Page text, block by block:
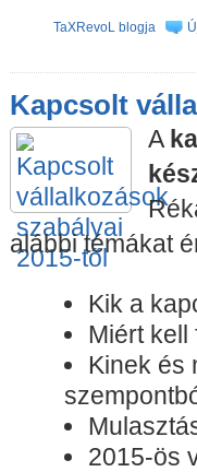
TaXRevoL blogja
Kapcsolt
A
alábbi témákat
Kik a
Miért
Kinek és
2015-ös